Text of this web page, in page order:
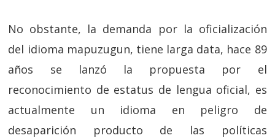
No obstante, la demanda por la oficialización
del idioma mapuzugun, tiene larga data, hace 89
años se lanzó la propuesta por el
reconocimiento de estatus de lengua oficial, es
actualmente un idioma en peligro de
desaparición producto de las políticas